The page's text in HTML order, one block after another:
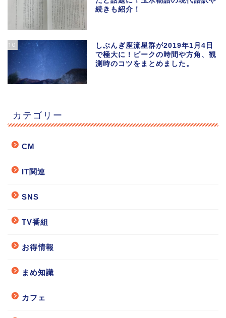
続きも紹介！
10
しぶんぎ座流星群が2019年1月4日
で極大に！ピークの時間や方角、観
測時のコツをまとめました。
カテゴリー
CM
IT関連
SNS
TV番組
お得情報
まめ知識
カフェ